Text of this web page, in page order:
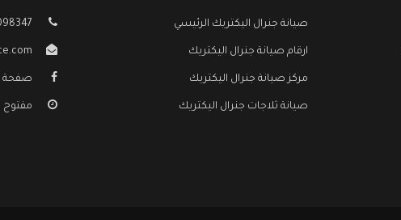
صيانة جنرال اليكتريك الرئيسي
ارقام صيانة جنرال اليكتريك
مركز صيانة جنرال اليكتريك
صيانة ثلاجات جنرال اليكتريك
صفحة
مفتوح